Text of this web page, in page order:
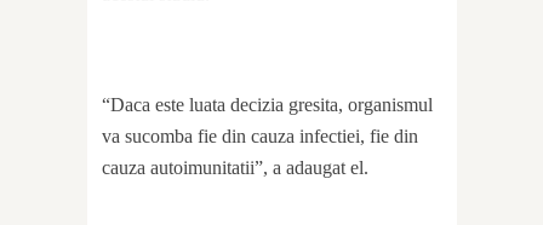
“Daca este luata decizia gresita, organismul
va sucomba fie din cauza infectiei, fie din
cauza autoimunitatii”, a adaugat el.